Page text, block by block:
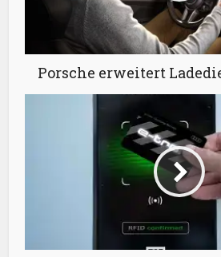
Porsche erweitert